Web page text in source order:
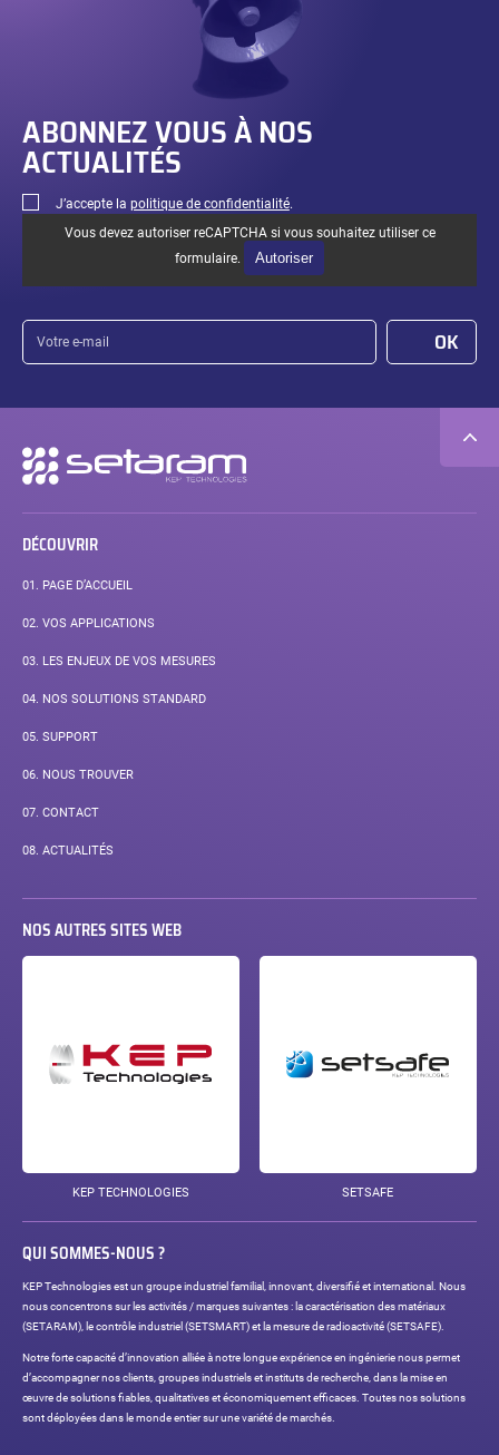
ABONNEZ VOUS À NOS
ACTUALITÉS
J’accepte la politique de confidentialité.
Vous devez autoriser reCAPTCHA si vous souhaitez utiliser ce
formulaire.
Autoriser
Votre
mail
OK
Navigation
secondaire
DÉCOUVRIR
01. PAGE D’ACCUEIL
02. VOS APPLICATIONS
03. LES ENJEUX DE VOS MESURES
04. NOS SOLUTIONS STANDARD
05. SUPPORT
06. NOUS TROUVER
07. CONTACT
08. ACTUALITÉS
NOS AUTRES SITES WEB
KEP TECHNOLOGIES SETSAFE
QUI SOMMES-NOUS ?
KEP Technologies est un groupe industriel familial, innovant, diversifié et international. Nous
nous concentrons sur les activités / marques suivantes : la caractérisation des matériaux
(SETARAM), le contrôle industriel (SETSMART) et la mesure de radioactivité (SETSAFE).
Notre forte capacité d’innovation alliée à notre longue expérience en ingénierie nous permet
d’accompagner nos clients, groupes industriels et instituts de recherche, dans la mise en
œuvre de solutions fiables, qualitatives et économiquement efficaces. Toutes nos solutions
sont déployées dans le monde entier sur une variété de marchés.